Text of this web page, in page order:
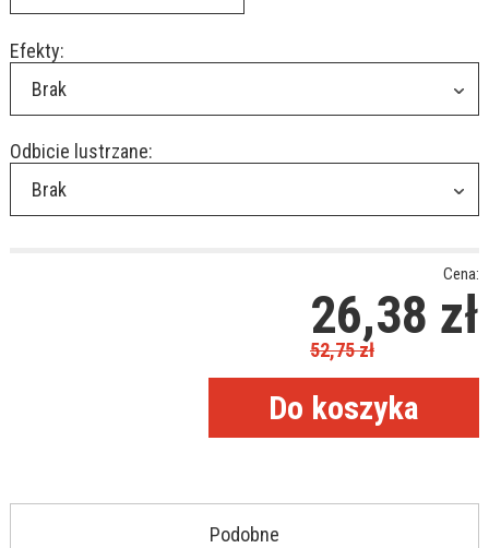
Efekty:
Brak
Odbicie lustrzane:
Brak
Cena:
26,38 zł
52,75zł
Podobne